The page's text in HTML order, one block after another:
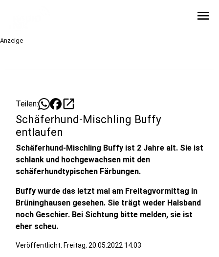
menu
Anzeige
Teilen: open_in_new
Schäferhund-Mischling Buffy
entlaufen
Schäferhund-Mischling Buffy ist 2 Jahre alt. Sie ist
schlank und hochgewachsen mit den
schäferhundtypischen Färbungen.
Buffy wurde das letzt mal am Freitagvormittag in
Brüninghausen gesehen. Sie trägt weder Halsband
noch Geschier. Bei Sichtung bitte melden, sie ist
eher scheu.
Veröffentlicht: Freitag, 20.05.2022 14:03